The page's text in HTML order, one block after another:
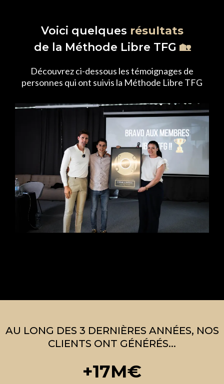
Voici quelques résultats
de la Méthode Libre TFG 🏡
Découvrez ci-dessous les témoignages de
personnes qui ont suivis la Méthode Libre TFG
AU LONG DES 3 DERNIÈRES ANNÉES, NOS
CLIENTS ONT GÉNÉRÉS...
+17M€